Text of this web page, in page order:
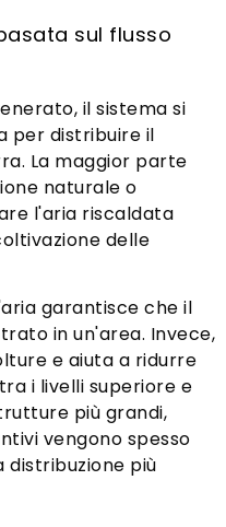
sul flusso
il sistema si
per distribuire il
La maggior parte
naturale o
l'aria riscaldata
delle
garantisce che il
in un'area. Invece,
e aiuta a ridurre
i livelli superiore e
più grandi,
vengono spesso
più